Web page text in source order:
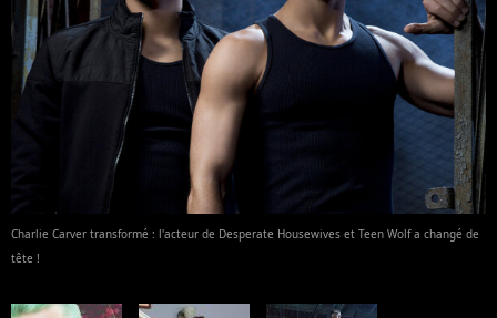
Charlie Carver transformé : l'acteur de Desperate Housewives et Teen Wolf a changé de
tête !